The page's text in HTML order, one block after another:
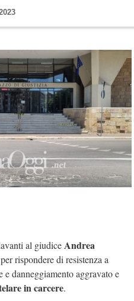
al giudiceAndrea
rispondere di resistenza a
danneggiamento aggravato e
in carcere.